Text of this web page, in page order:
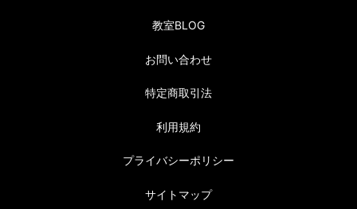
教室BLOG
お問い合わせ
特定商取引法
利用規約
プライバシーポリシー
サイトマップ